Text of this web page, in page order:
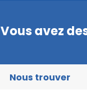
Vous avez
Nous trouver